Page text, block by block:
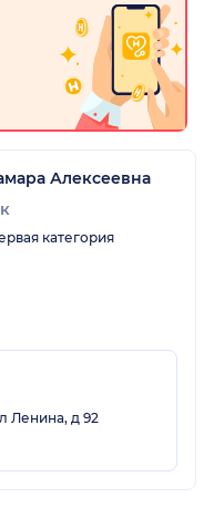
Алексеевна
категория
Ленина, д 92